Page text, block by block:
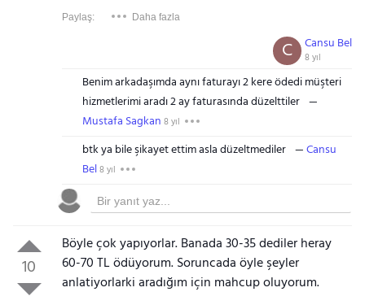
Paylaş: Daha fazla
Cansu Bel
8 yıl
C
Benim arkadaşımda aynı faturayı 2 kere ödedi müşteri
hizmetlerimi aradı 2 ay faturasında düzelttiler
Mustafa Sagkan 8 yıl
btk ya bile şikayet ettim asla düzeltmediler
Cansu
Bel8 yıl
10
Böyle çok yapıyorlar. Banada 30-35 dediler heray
60-70 TL ödüyorum. Soruncada öyle şeyler
anlatiyorlarki aradığım için mahcup oluyorum.